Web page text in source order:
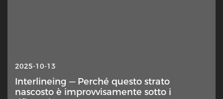
2025-10-13
Interlineing — Perché questo strato
nascosto è improvvisamente sotto i